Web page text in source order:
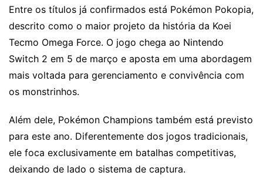
Entre os títulos já confirmados está Pokémon Pokopia,
descrito como o maior projeto da história da Koei
Tecmo Omega Force. O jogo chega ao Nintendo
Switch 2 em 5 de março e aposta em uma abordagem
mais voltada para gerenciamento e convivência com
os monstrinhos.
Além dele, Pokémon Champions também está previsto
para este ano. Diferentemente dos jogos tradicionais,
ele foca exclusivamente em batalhas competitivas,
deixando de lado o sistema de captura.